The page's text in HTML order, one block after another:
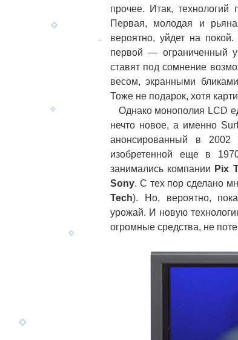
прочее. Итак,
Первая, молодая и
вероятно, уйдет на
первой — ограниченный
ставят под сомнение
весом, экранными
Тоже не подарок, хотя
Однако монополия LCD
нечто новое, а именно
анонсированный в 2002
изобретенной еще в
занимались компании Pix
Sony. С тех пор сделано
Tech). Но, вероятно,
урожай. И новую
огромные средства, не